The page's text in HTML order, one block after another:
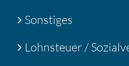
Sonstiges
Lohnsteuer /